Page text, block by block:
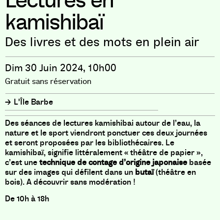
kamishibaï
Des livres et des mots en plein air
Dim 30 Juin 2024, 10h00
Gratuit sans réservation
L'Île Barbe
Des séances de lectures kamishibai autour de l’eau, la
nature et le sport viendront ponctuer ces deux journées
et seront proposées par les bibliothécaires. Le
kamishibaï, signifie littéralement « théâtre de papier »,
c’est unetechnique de contage d’origine japonaise basée
sur des images qui défilent dans un butaï(théâtre en
bois). A découvrir sans modération !
De 10h à 18h